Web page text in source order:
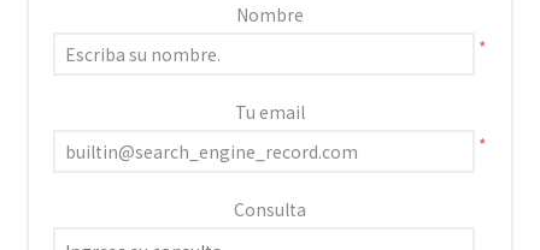
Nombre
*
Tu email
*
Consulta